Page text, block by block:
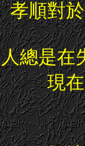
孝順對
人總是在
現